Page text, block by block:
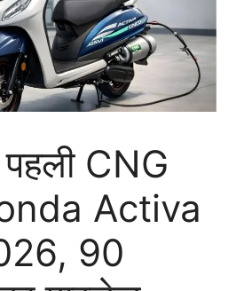
पहली CNG
Activa
90